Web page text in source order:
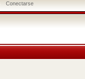
Conectarse